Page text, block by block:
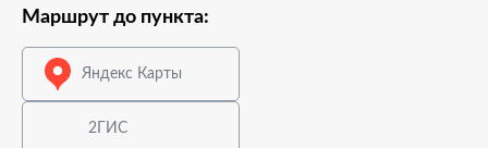
Маршрут до пункта:
Яндекс Карты
2ГИС